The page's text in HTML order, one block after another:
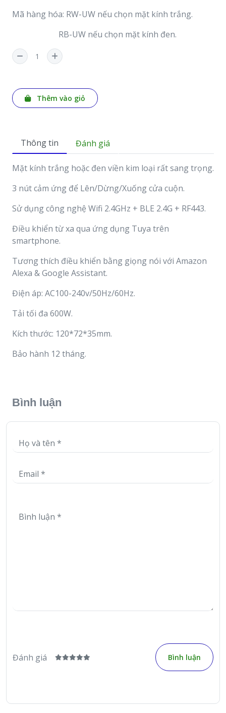
Mã hàng hóa: RW-UW nếu chọn mặt kính trắng.
RB-UW nếu chọn mặt kính đen.
Thêm vào giỏ
Thông tin Đánh giá
Mặt kính trắng hoặc đen viền kim loại rất sang trọng.
3 nút cảm ứng để Lên/Dừng/Xuống cửa cuộn.
Sử dụng công nghệ Wifi 2.4GHz + BLE 2.4G + RF443.
Điều khiển từ xa qua ứng dụng Tuya trên
smartphone.
Tương thích điều khiển bằng giọng nói với Amazon
Alexa & Google Assistant.
Điện áp: AC100-240v/50Hz/60Hz.
Tải tối đa 600W.
Kích thước: 120*72*35mm.
Bảo hành 12 tháng.
Bình luận
Đánh giá Bình luận